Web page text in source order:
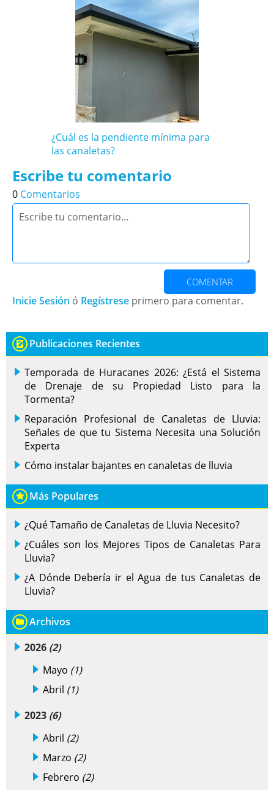
¿Cuál es la pendiente mínima para
las canaletas?
Escribe tu comentario
0 Comentarios
COMENTAR
Inicie Sesión ó Regístrese primero para comentar.
Publicaciones Recientes
Temporada de Huracanes 2026: ¿Está el Sistema
de Drenaje de su Propiedad Listo para la
Tormenta?
Reparación Profesional de Canaletas de Lluvia:
Señales de que tu Sistema Necesita una Solución
Experta
Cómo instalar bajantes en canaletas de lluvia
Más Populares
¿Qué Tamaño de Canaletas de Lluvia Necesito?
¿Cuáles son los Mejores Tipos de Canaletas Para
Lluvia?
¿A Dónde Debería ir el Agua de tus Canaletas de
Lluvia?
Archivos
2026 (2)
Mayo (1)
Abril (1)
2023 (6)
Abril (2)
Marzo (2)
Febrero (2)